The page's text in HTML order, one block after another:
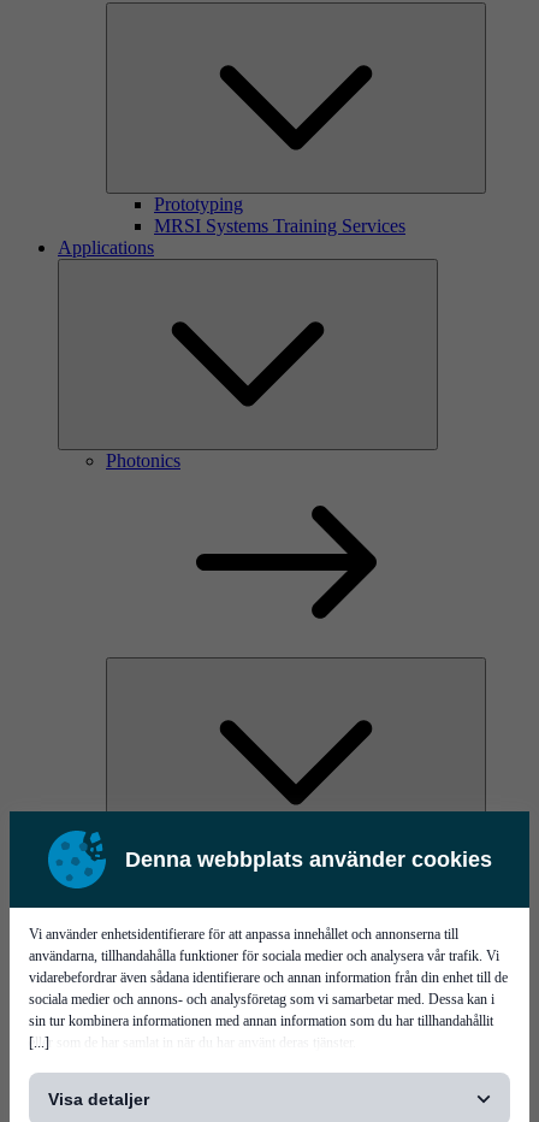
Denna webbplats använder cookies
[...]
Vi använder enhetsidentifierare för att anpassa innehållet och annonserna till
användarna, tillhandahålla funktioner för sociala medier och analysera vår trafik. Vi
vidarebefordrar även sådana identifierare och annan information från din enhet till de
sociala medier och annons- och analysföretag som vi samarbetar med. Dessa kan i
sin tur kombinera informationen med annan information som du har tillhandahållit
eller som de har samlat in när du har använt deras tjänster.
Visa detaljer
Prototyping
MRSI Systems Training Services
Applications
Photonics
AOC
Silicon Photonics
TO-TOSA/ROSA
Microwave & RF